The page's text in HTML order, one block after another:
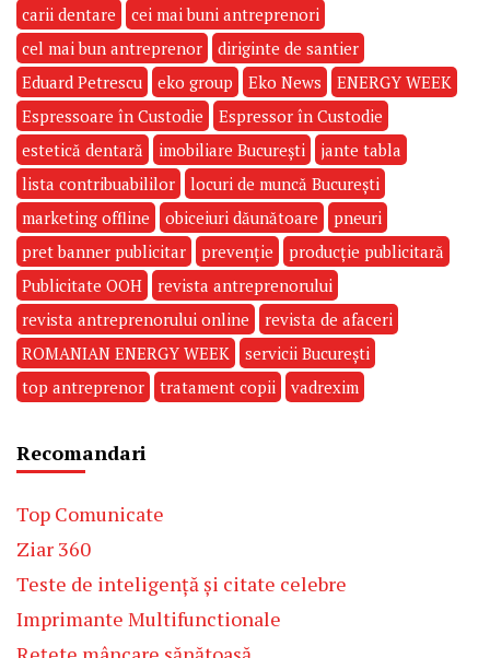
carii dentare
cei mai buni antreprenori
cel mai bun antreprenor
diriginte de santier
Eduard Petrescu
eko group Eko News
ENERGY WEEK
Espressoare în Custodie
Espressor în Custodie
estetică dentară
imobiliare București
jante tabla
lista contribuabililor
locuri de muncă București
marketing offline
obiceiuri dăunătoare
pneuri
pret banner publicitar
prevenție
producție publicitară
Publicitate OOH
revista antreprenorului
revista antreprenorului online
revista de afaceri
ROMANIAN ENERGY WEEK
servicii București
top antreprenor
tratament copii vadrexim
Recomandari
Top Comunicate
Ziar 360
Teste de inteligență și citate celebre
Imprimante Multifunctionale